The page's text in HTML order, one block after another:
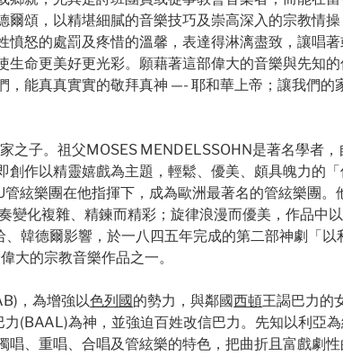
頌，以精堪細膩的音樂技巧及崇高深入的宗教情
怒的處罰及疼惜的溫馨，表達得淋漓盡致，讓唱
命更美好更光彩。願藉著這部偉大的音樂與先知
能真真實實的敬拜真神 —- 耶和華上帝；讓我們的
之子。祖父MOSES MENDELSSOHN是著名學者
作以精靈嬉戲為主題，輕鬆、優美、頗具魄力的
絃樂團在他指揮下，成為歐洲最著名的管絃樂團。
化複雜、精鍊而精彩；旋律浪漫而優美，作品中
韓德爾影響，於一八四五年完成的第二部神劇「以
大的宗教音樂作品之一。
，為增強以色列國 的勢力，與鄰國西頓王謁巴力的
(BAAL)為神，並強迫百姓改信巴力。先知以利亞
、重唱、合唱及管絃樂的特色，把曲折且富戲劇